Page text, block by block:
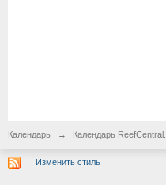
Календарь → Календарь
Изменить стиль